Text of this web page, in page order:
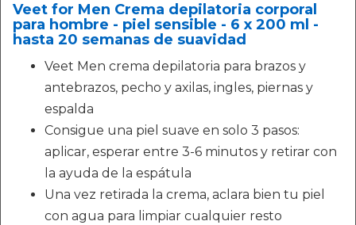
Veet for Men Crema depilatoria corporal
para hombre - piel sensible - 6 x 200 ml -
hasta 20 semanas de suavidad
Veet Men crema depilatoria para brazos y
antebrazos, pecho y axilas, ingles, piernas y
espalda
Consigue una piel suave en solo 3 pasos:
aplicar, esperar entre 3-6 minutos y retirar con
la ayuda de la espátula
Una vez retirada la crema, aclara bien tu piel
con agua para limpiar cualquier resto